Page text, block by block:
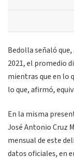
Bedolla señaló
2021, el promedio
mientras que en lo
lo que, afirmó,
En la misma
José Antonio Cruz
mensual de este
datos oficiales, en